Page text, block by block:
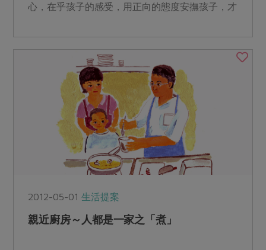
心，在乎孩子的感受，用正向的態度安撫孩子，才
2012-05-01生活提案
親近廚房～人都是一家之「煮」